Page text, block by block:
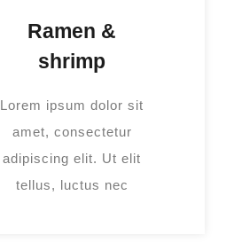
Ramen &
shrimp
Lorem ipsum dolor sit
amet, consectetur
adipiscing elit. Ut elit
tellus, luctus nec